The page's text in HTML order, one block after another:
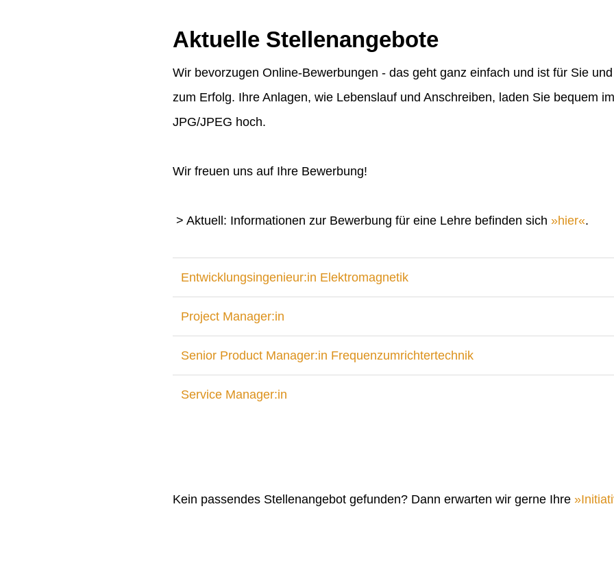
Aktuelle Stellenangebote
Wir bevorzugen Online-Bewerbungen - das geht ganz einfach und ist für Sie
zum Erfolg. Ihre Anlagen, wie Lebenslauf und Anschreiben, laden Sie bequem
JPG/JPEG hoch.
Wir freuen uns auf Ihre Bewerbung!
> Aktuell: Informationen zur Bewerbung für eine Lehre befinden sich hier .
Entwicklungsingenieur:in Elektromagnetik
Project Manager:in
Senior Product Manager:in Frequenzumrichtertechnik
Service Manager:in
Kein passendes Stellenangebot gefunden? Dann erwarten wir gerne Ihre